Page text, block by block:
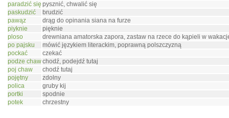
paradzić się pysznić, chwalić się
paskudzić
brudzić
pawąz
drąg do opinania siana na furze
piyknie
pięknie
ploso
drewniana amatorska zapora, zastaw na rzece do kąpieli w
po pajsku
mówić językiem literackim, poprawną polszczyzną
pockać
czekać
podze chawchodź, podejdź tutaj
poj chaw
chodź tutaj
pojętny
zdolny
polica
gruby kij
portki
spodnie
potek
chrzestny